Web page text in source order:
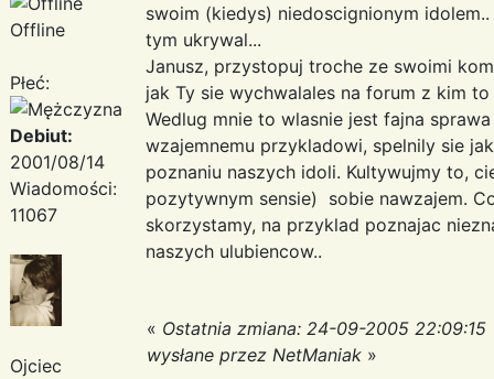
Offline
Płeć:
Debiut:
2001/08/14
Wiadomości:
11067
Ojciec
swoim (kiedys) niedoscignionym
tym ukrywal...
Janusz, przystopuj troche ze swoimi
jak Ty sie wychwalales na forum z kim
Wedlug mnie to wlasnie jest fajna
wzajemnemu przykladowi, spelnily sie
poznaniu naszych idoli. Kultywujmy to,
pozytywnym sensie) sobie nawzajem.
skorzystamy, na przyklad poznajac
naszych ulubiencow..
« Ostatnia zmiana: 24-09-2005 22:09:15
wysłane przez NetManiak »